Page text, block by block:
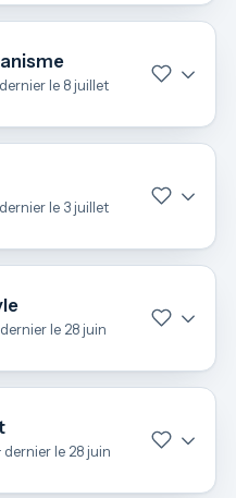
le 8 juillet
le 3 juillet
le 28 juin
dernier le 28 juin